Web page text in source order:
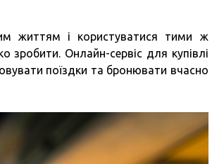
життям і користуватися тими ж
Онлайн-сервіс для купівлі
поїздки та бронювати вчасно